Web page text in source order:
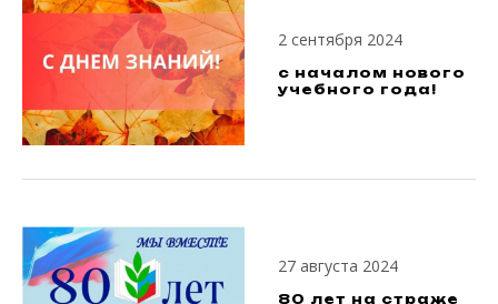
2 сентября 2024
с началом нового
учебного года!
27 августа 2024
80 лет на страже